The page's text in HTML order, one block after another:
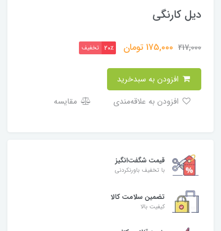
دیل کارنگی
217,000
175,000تومان 20٪ تخفیف
مقایسه
قیمت شگفت‌انگیز
با تخفیف باورنکردنی
تضمین سلامت کالا
کیفیت بالا